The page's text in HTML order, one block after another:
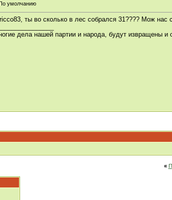
ты во сколько в лес собрался 31???? Мож нас
дела нашей партии и народа, будут извращены и
«